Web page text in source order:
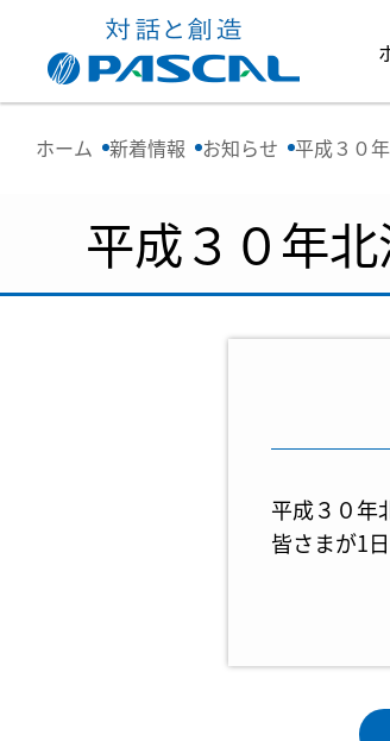
ホーム 新着情報 お知らせ 平成３０
平成３０年
平成３０年
皆さまが1